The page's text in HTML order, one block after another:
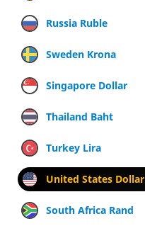
Russia Ruble
Sweden Krona
Singapore Dollar
Thailand Baht
Turkey Lira
United States Dollar
South Africa Rand